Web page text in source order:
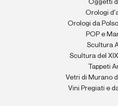
Oggetti
Orologi
Orologi da
POP e
Scultura
Scultura del
Tappeti
Vetri di Murano
Vini Pregiati e